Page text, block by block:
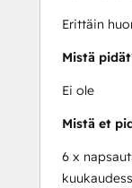
Erittäin
Mistä
Ei ole
Mistä et
6 x